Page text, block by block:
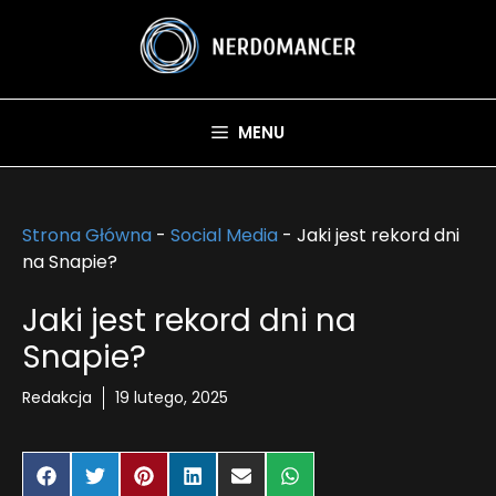
MENU
Strona Główna - Social Media - Jaki jest rekord dni
na Snapie?
Jaki jest rekord dni na
Snapie?
Redakcja 19 lutego, 2025
ShareShareShareShareShareShare